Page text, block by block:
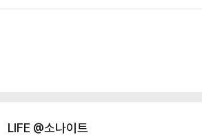
소나이트